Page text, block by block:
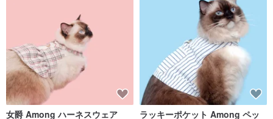
女爵 Among ハーネスウェア
ラッキーポケット Among ペッ